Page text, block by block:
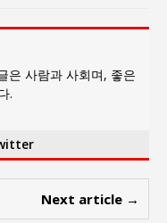
은 사람과 사회며, 좋은
.
Next article →